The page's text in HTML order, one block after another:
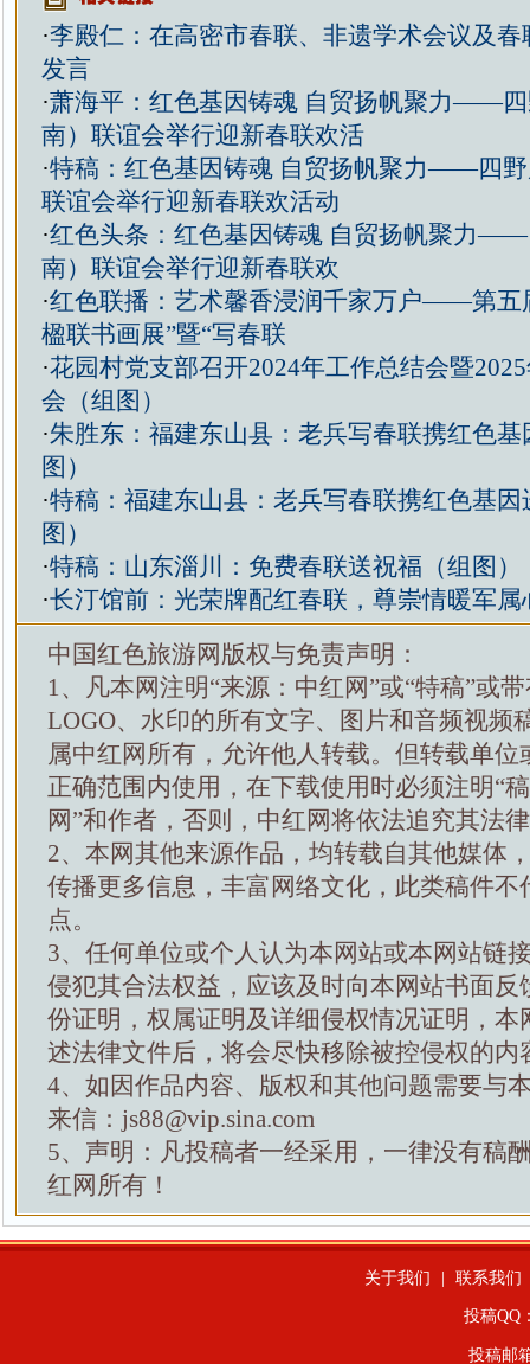
·李殿仁：在高密市春联、非遗学术会议及春
发言
·萧海平：红色基因铸魂 自贸扬帆聚力——四
南）联谊会举行迎新春联欢活
·特稿：红色基因铸魂 自贸扬帆聚力——四野
联谊会举行迎新春联欢活动
·红色头条：红色基因铸魂 自贸扬帆聚力——
南）联谊会举行迎新春联欢
·红色联播：艺术馨香浸润千家万户——第五
楹联书画展”暨“写春联
·花园村党支部召开2024年工作总结会暨
会（组图）
·朱胜东：福建东山县：老兵写春联携红色基
图）
·特稿：福建东山县：老兵写春联携红色基因
图）
·特稿：山东淄川：免费春联送祝福（组图）
·长汀馆前：光荣牌配红春联，尊崇情暖军属
中国红色旅游网版权与免责声明：
1、凡本网注明“来源：中红网”或“特稿”或
LOGO、水印的所有文字、图片和音频视频
属中红网所有，允许他人转载。但转载单位
正确范围内使用，在下载使用时必须注明“
网”和作者，否则，中红网将依法追究其法
2、本网其他来源作品，均转载自其他媒体
传播更多信息，丰富网络文化，此类稿件不
点。
3、任何单位或个人认为本网站或本网站链
侵犯其合法权益，应该及时向本网站书面反
份证明，权属证明及详细侵权情况证明，本
述法律文件后，将会尽快移除被控侵权的内
4、如因作品内容、版权和其他问题需要与
来信：js88@vip.sina.com
5、声明：凡投稿者一经采用，一律没有稿
红网所有！
关于我们 联系我们
投稿QQ
投稿邮